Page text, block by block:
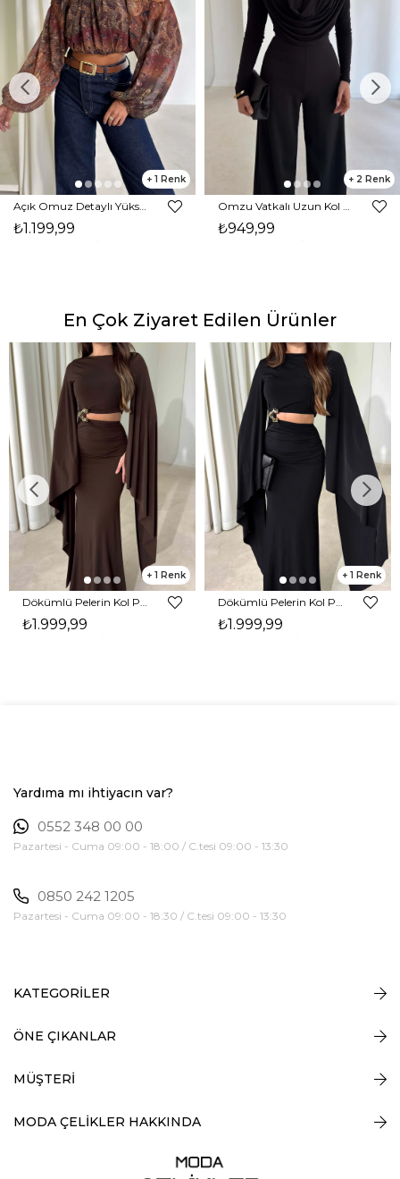
1
₺1.199,99
2
₺949,99
En Çok Ziyaret Edilen Ürünler
1
₺1.999,99
1
₺1.999,99
Yardıma mı ihtiyacın var?
0552 348 00 00
Pazartesi - Cuma 09:00 - 18:00 / C.tesi 09:00 - 13:30
0850 242 1205
Pazartesi - Cuma 09:00 - 18:30 / C.tesi 09:00 - 13:30
KATEGORİLER
ÖNE ÇIKANLAR
MÜŞTERİ
MODA ÇELİKLER HAKKINDA